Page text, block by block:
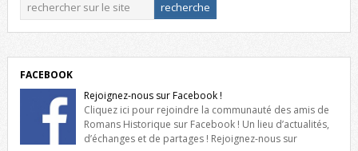
FACEBOOK
Rejoignez-nous sur Facebook !
Cliquez ici pour rejoindre la communauté des amis de
Romans Historique sur Facebook ! Un lieu d’actualités,
d’échanges et de partages ! Rejoignez-nous sur